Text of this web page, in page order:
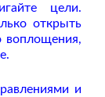
цели.
открыть
воплощения,
и